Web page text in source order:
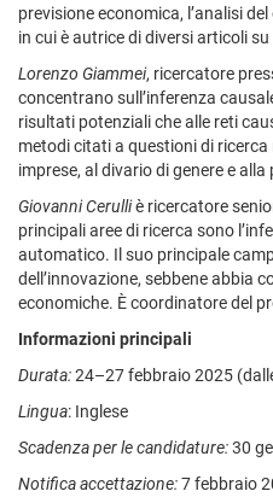
previsione economica, l’analisi
in cui è autrice di diversi articoli
Lorenzo Giammei, ricercatore
concentrano sull’inferenza
risultati potenziali che alle reti
metodi citati a questioni di
imprese, al divario di genere e
Giovanni Cerulliè ricercatore
principali aree di ricerca sono
automatico. Il suo principale
dell’innovazione, sebbene abbia
economiche. È coordinatore del
Informazioni principali
Durata:24–27 febbraio 2025
Lingua: Inglese
Scadenza per le candidature:30
Notifica accettazione:7 febbraio